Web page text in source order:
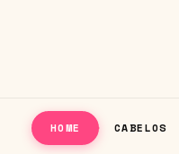
HOME CABELOS